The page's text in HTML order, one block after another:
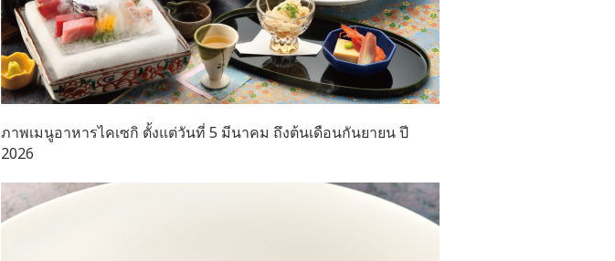
ภาพเมนูอาหารไคเซกิ ตั้งแต่วันที่ 5 มีนาคม ถึงต้นเดือนกันยายน ปี
2026